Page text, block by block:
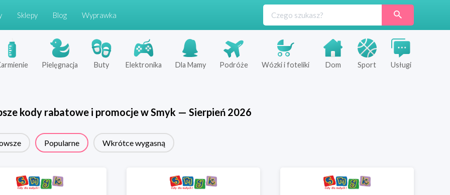
Sklepy Blog Wyprawka
Pielęgnacja Buty Elektronika Dla Mamy Podróże Wózki i foteliki Dom Sport Usługi
kody rabatowe i promocje wSmyk — Sierpień 2026
Popularne Wkrótce wygasną